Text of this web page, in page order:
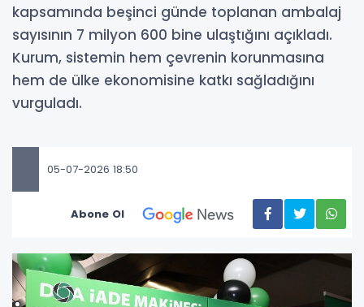
kapsamında beşinci günde toplanan ambalaj
sayısının 7 milyon 600 bine ulaştığını açıkladı.
Kurum, sistemin hem çevrenin korunmasına
hem de ülke ekonomisine katkı sağladığını
vurguladı.
05-07-2026 18:50
Abone Ol